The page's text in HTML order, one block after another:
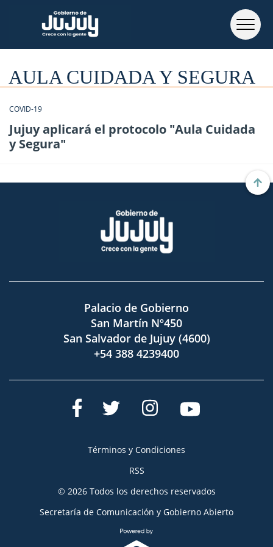
AULA CUIDADA Y SEGURA
COVID-19
Jujuy aplicará el protocolo "Aula Cuidada
y Segura"
Palacio de Gobierno
San Martín Nº450
San Salvador de Jujuy (4600)
+54 388 4239400
Términos y Condiciones
RSS
© 2026 Todos los derechos reservados
Secretaría de Comunicación y Gobierno Abierto